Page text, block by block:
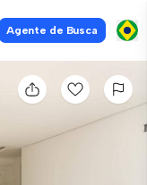
Agente de Busca